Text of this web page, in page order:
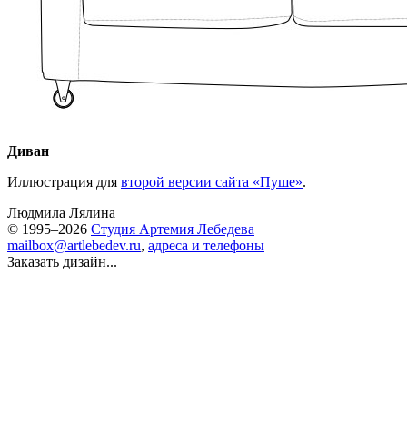
Диван
Иллюстрация для второй версии сайта «Пуше».
Людмила Лялина
© 1995–2026 Студия Артемия Лебедева
mailbox@artlebedev.ru, адреса и телефоны
Заказать дизайн...